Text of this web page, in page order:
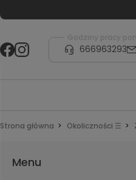
Godziny pracy
666963293
Strona główna Okoliczności ☰
Menu